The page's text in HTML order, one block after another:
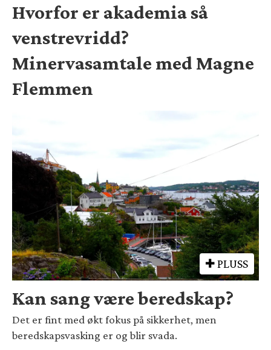
Hvorfor er akademia så
venstrevridd?
Minervasamtale med Magne
Flemmen
PLUSS
Kan sang være beredskap?
Det er fint med økt fokus på sikkerhet, men
beredskapsvasking er og blir svada.